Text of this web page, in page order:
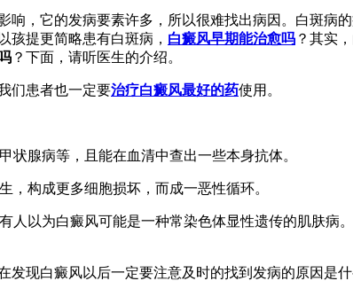
响，它的发病要素许多，所以很难找出病因。白斑病
孩提更简略患有白斑病， 白癜风早期能治愈吗 ？其实
？下面，请听医生的介绍。
们患者也一定要治疗白癜风最好的药使用。
腺病等，且能在血清中查出一些本身抗体。
构成更多细胞损坏，而成一恶性循环。
以为白癜风可能是一种常染色体显性遗传的肌肤病
白癜风以后一定要注意及时的找到发病的原因是